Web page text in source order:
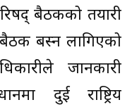
बैठकको तयारी
बैठक बस्न लागिएको
जानकारी
दुई राष्ट्रिय